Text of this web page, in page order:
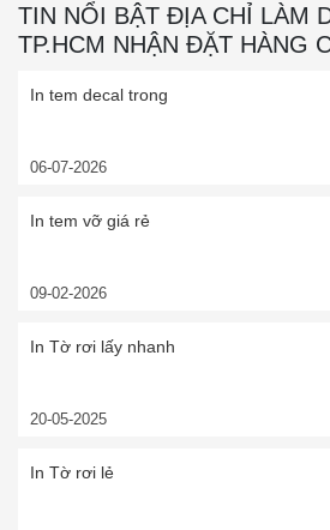
TIN NỔI BẬT ĐỊA CHỈ LÀM
TP.HCM NHẬN ĐẶT HÀNG
In tem decal trong
06-07-2026
In tem vỡ giá rẻ
09-02-2026
In Tờ rơi lấy nhanh
20-05-2025
In Tờ rơi lẻ